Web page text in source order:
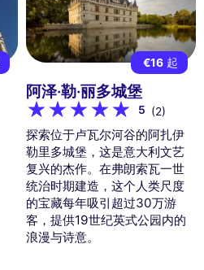
€16 起
阿泽·勒·丽多城堡
5 (2)
探索位于卢瓦尔河谷的阿扎伊
勒里多城堡，这是意大利文艺
复兴的杰作。在弗朗索瓦一世
统治时期建造，这个人类尺度
的宝藏每年吸引超过30万游
客，提供19世纪英式公园内的
浪漫与诗意。